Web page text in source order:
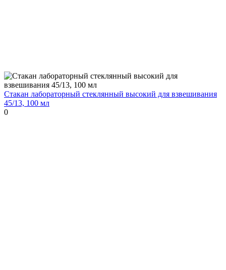
Стакан лабораторный стеклянный высокий для взвешивания
45/13, 100 мл
0